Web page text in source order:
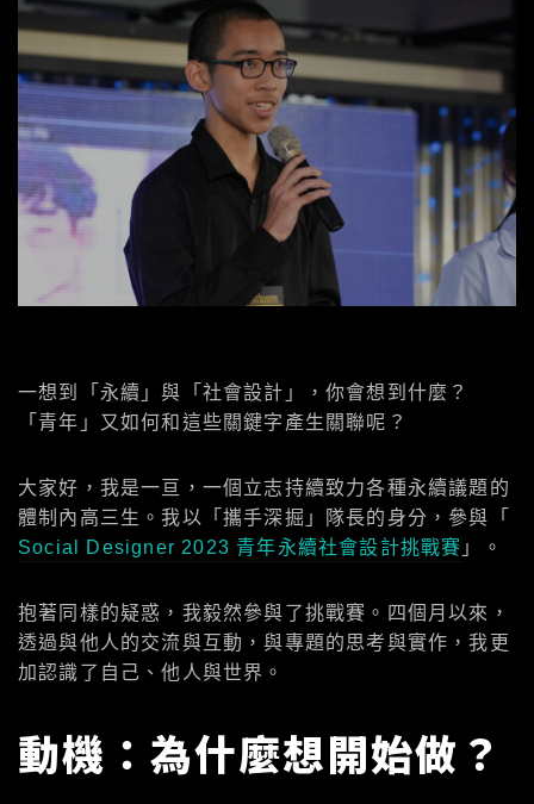
一想到「永續」與「社會設計」，你會想到什麼？
「青年」又如何和這些關鍵字產生關聯呢？
大家好，我是一亘，一個立志持續致力各種永續議題的
體制內高三生。我以「攜手深掘」隊長的身分，參與「
Social Designer 2023 青年永續社會設計挑戰賽 」。
抱著同樣的疑惑，我毅然參與了挑戰賽。四個月以來，
透過與他人的交流與互動，與專題的思考與實作，我更
加認識了自己、他人與世界。
動機：為什麼想開始做？